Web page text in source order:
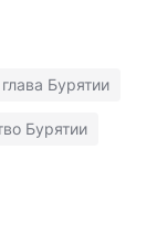
глава Бурятии
Бурятии